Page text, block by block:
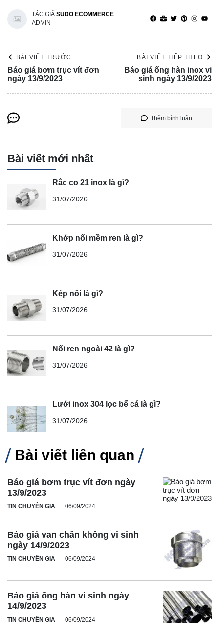
TÁC GIẢ SUDO ECOMMERCE
ADMIN
BÀI VIẾT TRƯỚC
Báo giá bơm trục vít đơn
ngày 13/9/2023
BÀI VIẾT TIẾP THEO
Báo giá ống hàn inox vi
sinh ngày 13/9/2023
Thêm bình luận
Bài viết mới nhất
Rắc co 21 inox là gì?
31/07/2026
Khớp nối mềm ren là gì?
31/07/2026
Kép nối là gì?
31/07/2026
Nối ren ngoài 42 là gì?
31/07/2026
Lưới inox 304 lọc bể cá là gì?
31/07/2026
Bài viết liên quan
Báo giá bơm trục vít đơn ngày
13/9/2023
TIN CHUYÊN GIA 06/09/2024
Báo giá van chân không vi sinh
ngày 14/9/2023
TIN CHUYÊN GIA 06/09/2024
Báo giá ống hàn vi sinh ngày
14/9/2023
TIN CHUYÊN GIA 06/09/2024